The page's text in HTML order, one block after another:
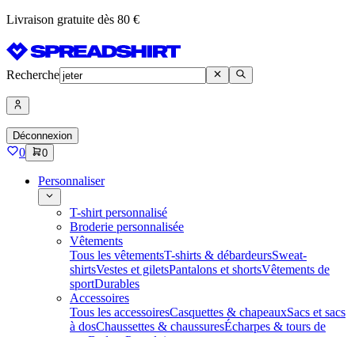
Livraison gratuite dès 80 €
Recherche
Déconnexion
0 0
Personnaliser
T-shirt personnalisé
Broderie personnalisée
Vêtements
Tous les vêtementsT-shirts & débardeursSweat-
shirtsVestes et giletsPantalons et shortsVêtements de
sportDurables
Accessoires
Tous les accessoiresCasquettes & chapeauxSacs et sacs
à dosChaussettes & chaussuresÉcharpes & tours de